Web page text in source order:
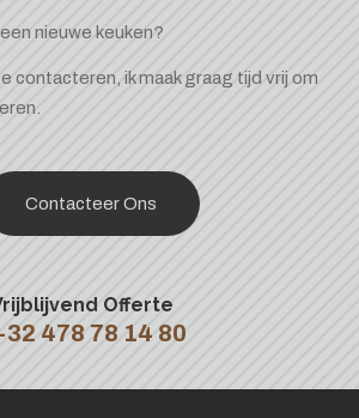
nieuwe keuken?
contacteren, ik maak graag tijd vrij om
Contacteer Ons
Offerte
478 78 14 80